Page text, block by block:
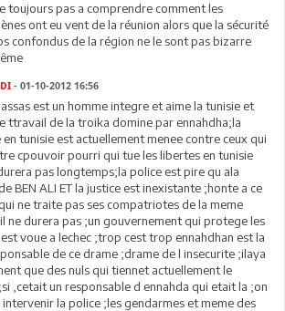
toujours pas a comprendre comment les
ont eu vent de la réunion alors que la sécurité
confondus de la région ne le sont pas bizarre
- 01-10-2012 16:56
est un homme integre et aime la tunisie et
ttravail de la troika domine par ennahdha;la
tunisie est actuellement menee contre ceux qui
cpouvoir pourri qui tue les libertes en tunisie
pas longtemps;la police est pire qu ala
BEN ALI ET la justice est inexistante ;honte a ce
ne traite pas ses compatriotes de la meme
ne durera pas ;un gouvernement qui protege les
voue a lechec ;trop cest trop ennahdhan est la
de ce drame ;drame de l insecurite ;ilaya
que des nuls qui tiennet actuellement le
,cetait un responsable d ennahda qui etait la ;on
intervenir la police ;les gendarmes et meme des